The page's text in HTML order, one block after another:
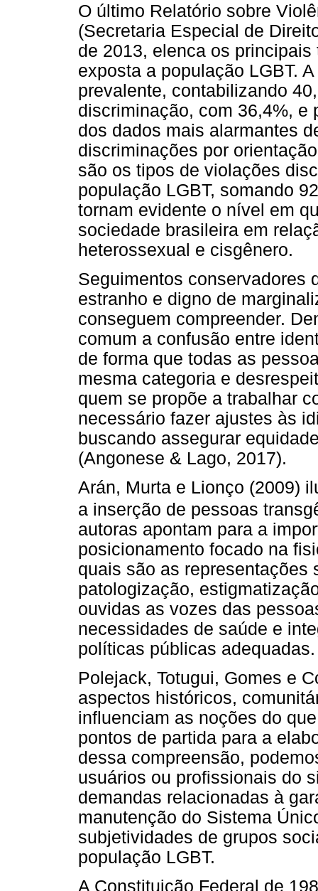
O último Relatório sobre
(Secretaria Especial de
de 2013, elenca os
exposta a população LGBT.
prevalente, contabilizando
discriminação, com 36,4%,
dos dados mais alarmantes
discriminações por
são os tipos de violações
população LGBT, somando
tornam evidente o nível em
sociedade brasileira em
heterossexual e cisgênero.
Seguimentos conservadores
estranho e digno de
conseguem compreender.
comum a confusão entre
de forma que todas as
mesma categoria e
quem se propõe a trabalhar
necessário fazer ajustes às
buscando assegurar
(Angonese & Lago, 2017).
Arán, Murta e Lionço (2009)
a inserção de pessoas
autoras apontam para a
posicionamento focado na
quais são as representações
patologização,
ouvidas as vozes das
necessidades de saúde e
políticas públicas adequadas.
Polejack, Totugui, Gomes e
aspectos históricos,
influenciam as noções do
pontos de partida para a
dessa compreensão,
usuários ou profissionais do
demandas relacionadas à
manutenção do Sistema
subjetividades de grupos
população LGBT.
A Constituição Federal de